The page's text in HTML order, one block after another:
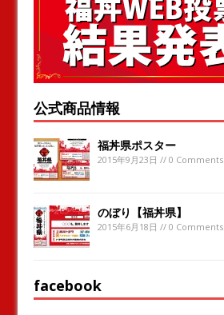
公式商品情報
福丼県ポスター
2015年9月23日 // 0 Comments
のぼり【福丼県】
2015年6月18日 // 0 Comments
facebook